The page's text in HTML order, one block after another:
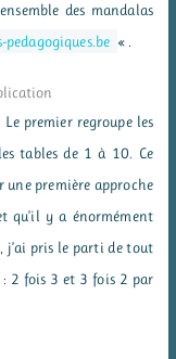
des mandalas
pedagogiques.be « .
premier regroupe les
tables de 1 à 10. Ce
une première approche
qu’il y a énormément
j’ai pris le parti de tout
: 2 fois 3 et 3 fois 2 par